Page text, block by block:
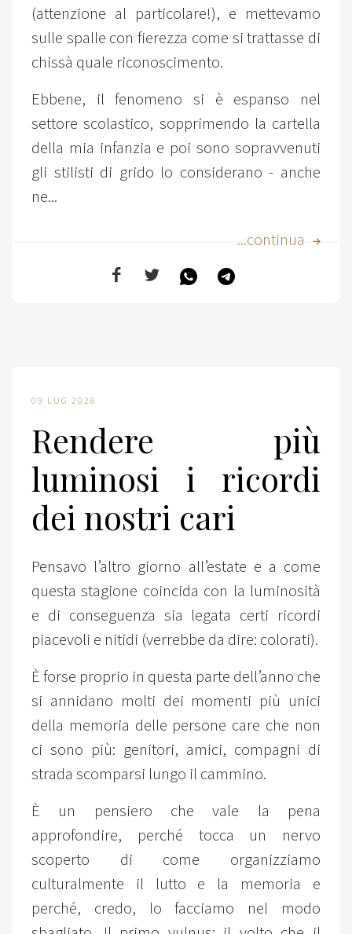
(attenzione al particolare!), e mettevamo
sulle spalle con fierezza come si trattasse di
chissà quale riconoscimento.
Ebbene, il fenomeno si è espanso nel
settore scolastico, sopprimendo la cartella
della mia infanzia e poi sono sopravvenuti
gli stilisti di grido lo considerano - anche
ne...
...continua
09 LUG 2026
Rendere più
luminosi i ricordi
dei nostri cari
Pensavo l’altro giorno all’estate e a come
questa stagione coincida con la luminosità
e di conseguenza sia legata certi ricordi
piacevoli e nitidi (verrebbe da dire: colorati).
È forse proprio in questa parte dell’anno che
si annidano molti dei momenti più unici
della memoria delle persone care che non
ci sono più: genitori, amici, compagni di
strada scomparsi lungo il cammino.
È un pensiero che vale la pena
approfondire, perché tocca un nervo
scoperto di come organizziamo
culturalmente il lutto e la memoria e
perché, credo, lo facciamo nel modo